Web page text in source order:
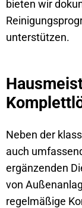
bieten wir
unterstützen.
Neben der
auch
ergänzenden
von
regelmäßige